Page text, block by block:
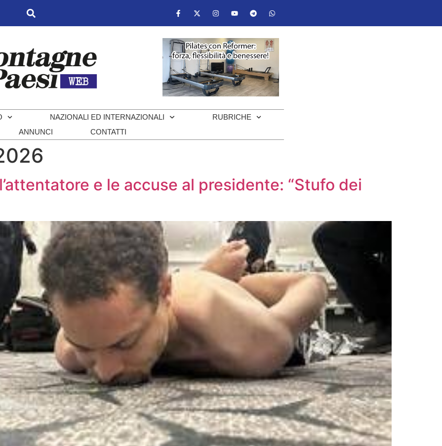
NAZIONALI ED INTERNAZIONALI
RUBRICHE
ANNUNCI CONTATTI
e le accuse al presidente: “Stufo dei